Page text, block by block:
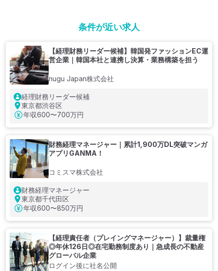
条件が近い求人
【経理財務リーダー候補】韓国発ファッションEC運
営企業｜韓国本社と連携し決算・業務構築を担う
nugu Japan株式会社
経理財務リーダー候補
東京都渋谷区
年収600〜700万円
財務経理マネージャー｜累計1,900万DL突破マンガ
アプリGANMA！
コミスマ株式会社
財務経理マネージャー
東京都千代田区
年収600〜850万円
【経理責任者（プレイングマネージャー）】裁量権
◎年休126日◎在宅勤務制度あり｜急成長の不動産
グローバル企業
ログイン後に社名公開